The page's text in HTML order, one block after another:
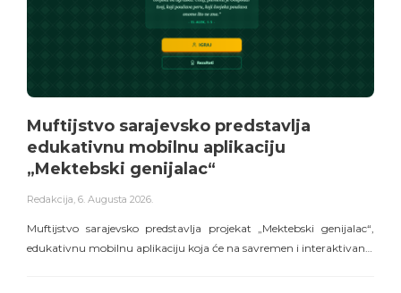
Muftijstvo sarajevsko predstavlja
edukativnu mobilnu aplikaciju
„Mektebski genijalac“
Redakcija 6. Augusta 2026.
Muftijstvo sarajevsko predstavlja projekat „Mektebski genijalac“,
edukativnu mobilnu aplikaciju koja će na savremen i interaktivan…